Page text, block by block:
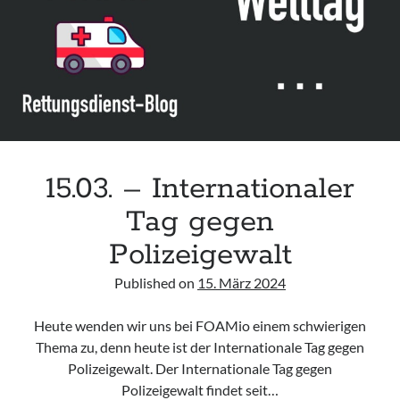
Leitlinie „Bauchschmerz bei Kindern und Jugendlichen – Bildgebende
Diagnostik“ der GPR
Leitlinie „Erbrechen im Kindes- und Jugendalter – Bildgebende
Diagnostik“ der GPR
Leitlinie „Kopfschmerzen bei Kindern und Jugendlichen – Bildgebende
Diagnostik“ der GPR
15.03. – Internationaler
Tag gegen
Polizeigewalt
Published on 15. März 2024
Heute wenden wir uns bei FOAMio einem schwierigen
Thema zu, denn heute ist der Internationale Tag gegen
Polizeigewalt. Der Internationale Tag gegen
Polizeigewalt findet seit…